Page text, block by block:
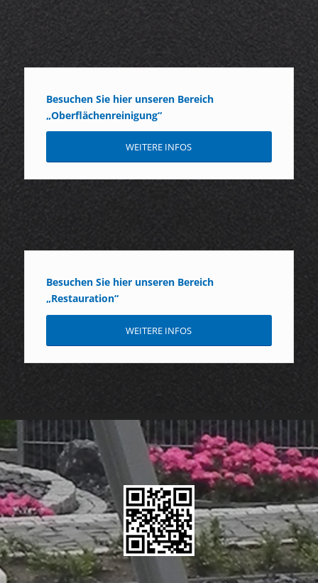
Besuchen Sie hier unseren Bereich
„Oberflächenreinigung“
WEITERE INFOS
Besuchen Sie hier unseren Bereich
„Restauration“
WEITERE INFOS